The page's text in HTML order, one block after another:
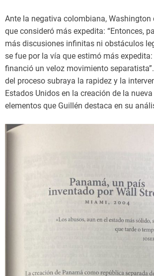
Ante la negativa colombiana, Washington
que consideró más expedita: “Entonces,
más discusiones infinitas ni obstáculos
se fue por la vía que estimó más
financió un veloz movimiento
del proceso subraya la rapidez y la
Estados Unidos en la creación de la
elementos que Guillén destaca en su